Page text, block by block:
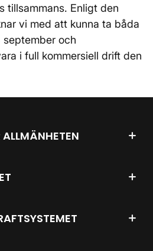
tillsammans. Enligt den
vi med att kunna ta båda
september och
i full kommersiell drift den